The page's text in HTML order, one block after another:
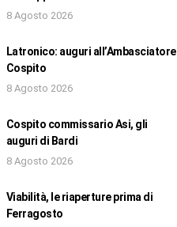
8 Agosto 2026
Latronico: auguri all’Ambasciatore
Cospito
8 Agosto 2026
Cospito commissario Asi, gli
auguri di Bardi
8 Agosto 2026
Viabilità, le riaperture prima di
Ferragosto